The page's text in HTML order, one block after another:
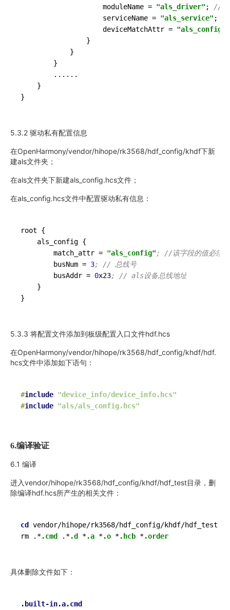
                    moduleName =
"als_driver" ; // 驱
                    serviceName =
"als_service" ;
                    deviceMatchAttr =
"als_config"
                }
            }
        }
... ...
    }
}
5.3.2 驱动私有配置信息
在OpenHarmony/vendor/hihope/rk3568/hdf_config/khdf下新
建als文件夹；
在als文件夹下新建als_config.hcs文件；
在als_config.hcs文件中配置驱动私有信息：
root {
    als_config {
        match_attr
= "als_config"; //该字段的值必须
        busNum
= 3; // 总线号
        busAddr
= 0x23; // als设备总线地址
    }
}
5.3.3 将配置文件添加到板级配置入口文件hdf.hcs
在OpenHarmony/vendor/hihope/rk3568/hdf_config/khdf/hdf.
hcs文件中添加如下语句：
#include "device_info/device_info.hcs"
#include "als/als_config.hcs"
6.编译验证
6.1 编译
进入vendor/hihope/rk3568/hdf_config/khdf/hdf_test目录，删
除编译hdf.hcs所产生的相关文件：
cd
vendor/hihope/rk3568/hdf_config/khdf/hdf_test
rm .*.cmd .*.d *.a *.o *.hcb *.order
具体删除文件如下：
.built-in.a.cmd